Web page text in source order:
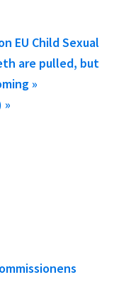
EU Child Sexual
are pulled, but
»
»